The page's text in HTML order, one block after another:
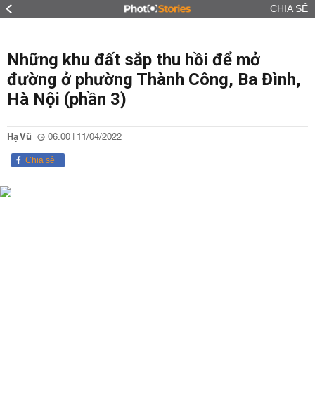
CHIA SẺ
Những khu đất sắp thu hồi để mở
đường ở phường Thành Công, Ba Đình,
Hà Nội (phần 3)
Hạ Vũ 06:00 | 11/04/2022
Chia sẻ